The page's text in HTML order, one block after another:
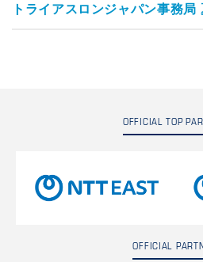
トライアスロンジャパン事務局
OFFICIAL TOP
OFFICIAL